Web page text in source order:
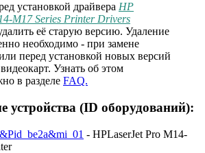
установкой драйвера HP
M17 Series Printer Drivers
её старую версию. Удаление
необходимо - при замене
перед установкой новых версий
Узнать об этом
в разделе FAQ.
устройства (ID оборудований):
- HPLaserJet Pro M14-